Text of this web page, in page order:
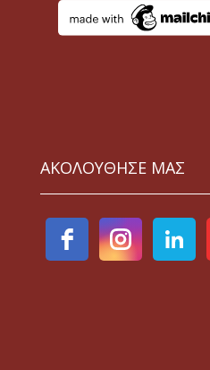
ΑΚΟΛΟΥΘΗΣΕ ΜΑΣ